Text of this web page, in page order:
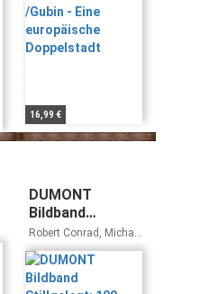
16,99 €
DUMONT
Bildband
Stillgelegt: 100
verlassene Orte
in Deutschland
und Europa
Robert Conrad, Michael
Täger, Thomas
Kemnitz